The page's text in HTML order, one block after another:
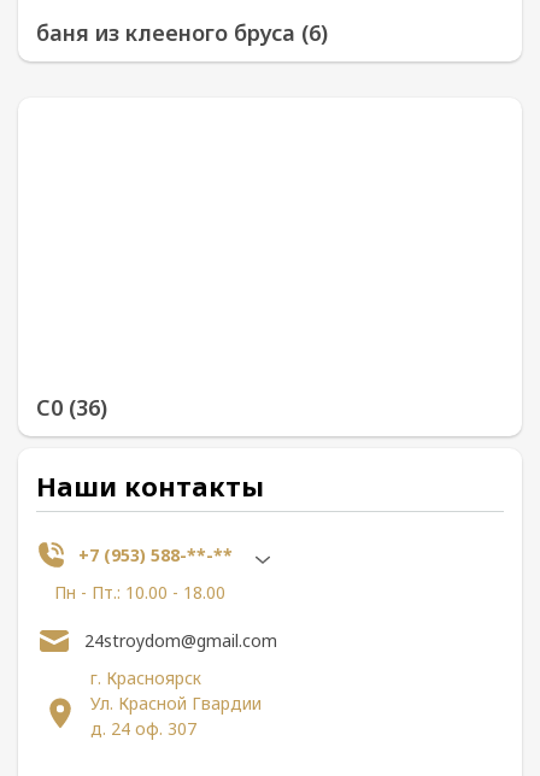
баня из клееного бруса (6)
С0 (36)
Наши контакты
+7 (953) 588-**-**
Пн - Пт.: 10.00 - 18.00
г. Красноярск
Ул. Красной Гвардии
д. 24 оф. 307
24stroydom@gmail.com